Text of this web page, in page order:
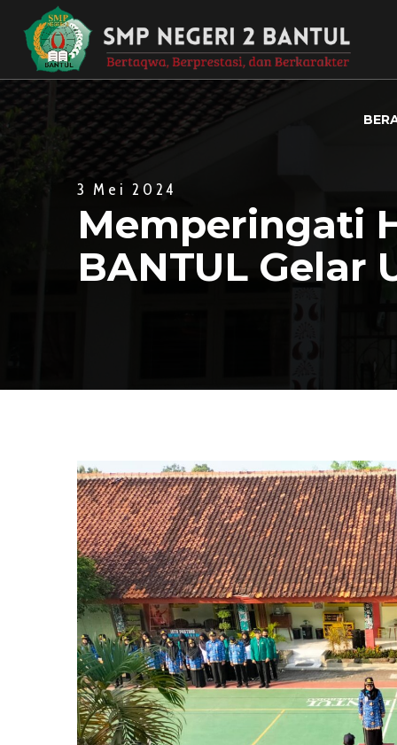
3 Mei 2024
Memperingati
BANTUL Gelar